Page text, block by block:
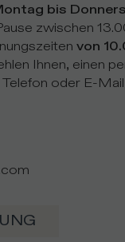
bis
zwischen
von
Ihnen, einen
oder E-